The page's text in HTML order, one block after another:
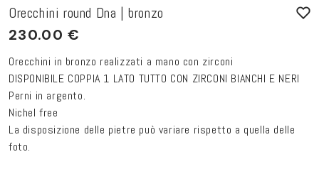
Orecchini round Dna | bronzo
PREZZO
LISTINO
230.00 €
Orecchini in bronzo realizzati a mano con zirconi
DISPONIBILE COPPIA 1 LATO TUTTO CON ZIRCONI BIANCHI E NERI
Perni in argento.
Nichel free
La disposizione delle pietre può variare rispetto a quella delle
foto.